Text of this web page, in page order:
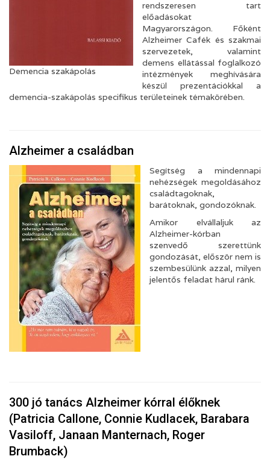
Demencia szakápolás
rendszeresen tart
előadásokat
Magyarországon. Főként
Alzheimer Cafék és szakmai
szervezetek, valamint
demens ellátással foglalkozó
intézmények meghívására
készül prezentációkkal a
demencia-szakápolás specifikus területeinek témakörében.
Alzheimer a családban
Segítség a mindennapi
nehézségek megoldásához
családtagoknak,
barátoknak, gondozóknak.
Amikor elvállaljuk az
Alzheimer-kórban
szenvedő szerettünk
gondozását, először nem is
szembesülünk azzal, milyen
jelentős feladat hárul ránk.
300 jó tanács Alzheimer kórral élőknek
(Patricia Callone, Connie Kudlacek, Barabara
Vasiloff, Janaan Manternach, Roger
Brumback)